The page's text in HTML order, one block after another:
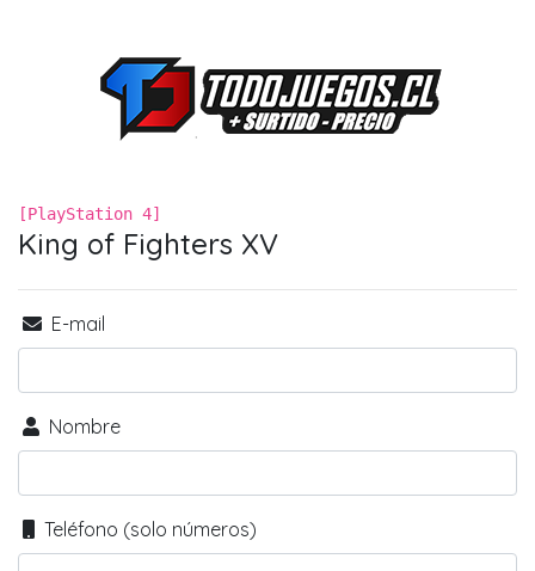
[PlayStation 4]
King of Fighters XV
E-mail
Nombre
Teléfono (solo números)